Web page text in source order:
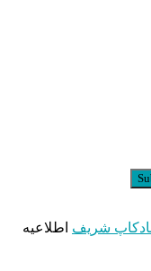
شریف اطلاعیه